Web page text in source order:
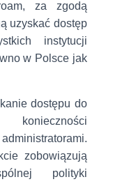
za zgodą
uzyskać dostęp
instytucji
w Polsce jak
dostępu do
zobowiązują
polityki